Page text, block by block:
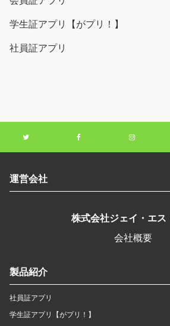
学生証アプリ【がプリ！】
社員証アプリ
運営会社
株式会社ジェイ・エス
会社概要
製品紹介
社員証アプリ
学生証アプリ【がプリ！】